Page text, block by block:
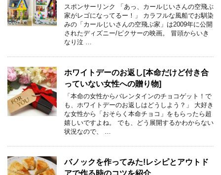
スポンサーリンク 「あっ、カールじいさんの空飛ぶ
家がレゴになってるー！」 カラフルな風船でお馴染
みの「カールじいさんの空飛ぶ家」は2009年に公開
されたディズニー/ピクサーの映画。 冒頭からいき
なり泣 …
ホワイトデーのお返し[本命だけど付き合
っていない女性への贈り物]
「本命の女性からバレンタインのチョコゲット！で
も、ホワイトデーのお返しはどうしよう？」 大好き
な女性から「おそらく本命チョコ」をもらったら超
嬉しいですよね。 でも、どう展開するかわからない
状況なので、 …
バノックを作ってみた!レシピとアウトド